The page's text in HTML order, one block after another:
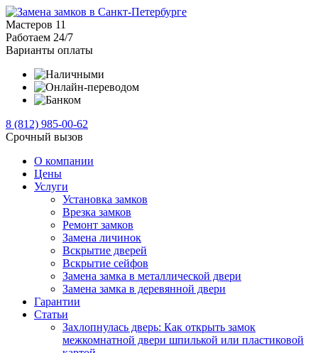
Мастеров 11
Работаем 24/7
Варианты оплаты
8 (812) 985-00-62
Срочный вызов
О компании
Цены
Услуги
Установка замков
Врезка замков
Ремонт замков
Замена личинок
Вскрытие дверей
Вскрытие сейфов
Замена замка в металлической двери
Замена замка в деревянной двери
Гарантии
Статьи
Захлопнулась дверь: Как открыть замок
межкомнатной двери шпилькой или пластиковой